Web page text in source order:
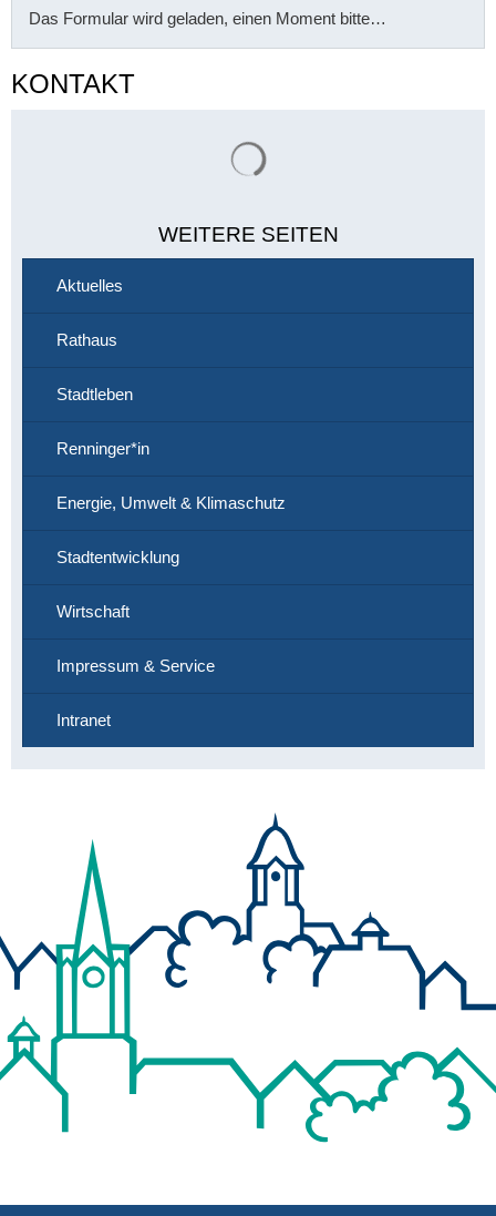
Das Formular wird geladen, einen Moment bitte…
KONTAKT
WEITERE SEITEN
Aktuelles
Rathaus
Stadtleben
Renninger*in
Energie, Umwelt & Klimaschutz
Stadtentwicklung
Wirtschaft
Impressum & Service
Intranet